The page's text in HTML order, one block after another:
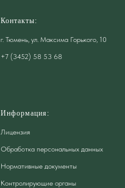
Контакты:
г. Тюмень, ул. Максима Горького, 10
+7 (3452) 58 53 68
Информация:
Лицензия
Обработка персональных данных
Нормативные документы
Контролирующие органы